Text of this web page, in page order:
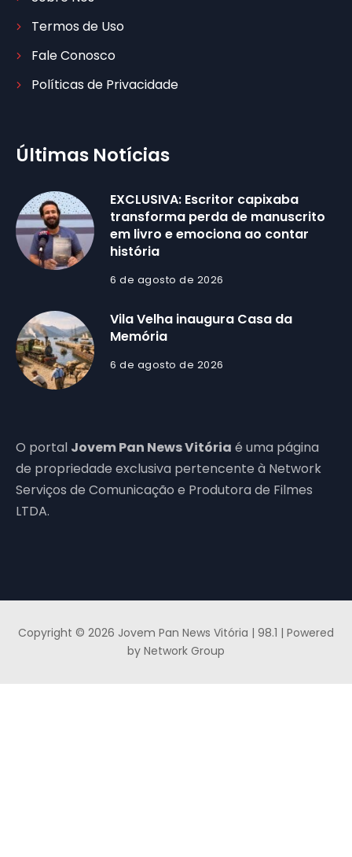
Termos de Uso
Fale Conosco
Políticas de Privacidade
Últimas Notícias
EXCLUSIVA: Escritor capixaba
transforma perda de manuscrito
em livro e emociona ao contar
história
6 de agosto de 2026
Vila Velha inaugura Casa da
Memória
6 de agosto de 2026
O portal Jovem Pan News Vitória é uma página
de propriedade exclusiva pertencente à Network
Serviços de Comunicação e Produtora de Filmes
LTDA.
Copyright © 2026 Jovem Pan News Vitória | 98.1 | Powered
by Network Group